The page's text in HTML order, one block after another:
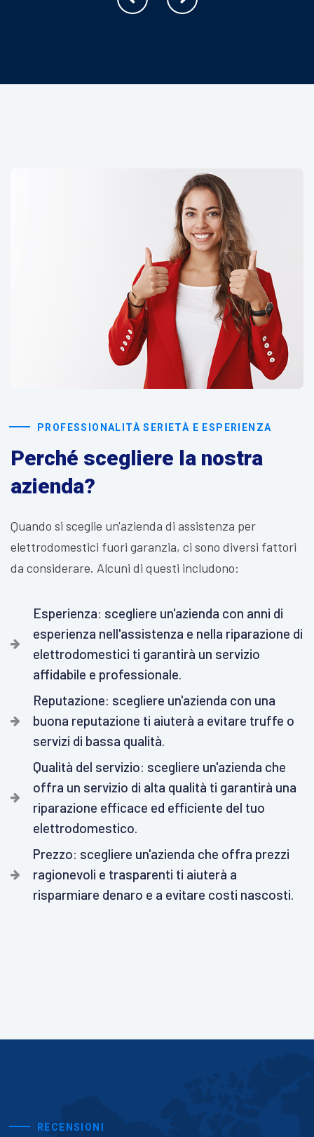
PROFESSIONALITÀ SERIETÀ E ESPERIENZA
Perché scegliere la nostra
azienda?
Quando si sceglie un'azienda di assistenza per
elettrodomestici fuori garanzia, ci sono diversi fattori
da considerare. Alcuni di questi includono:
Esperienza: scegliere un'azienda con anni di
esperienza nell'assistenza e nella riparazione di
elettrodomestici ti garantirà un servizio
affidabile e professionale.
Reputazione: scegliere un'azienda con una
buona reputazione ti aiuterà a evitare truffe o
servizi di bassa qualità.
Qualità del servizio: scegliere un'azienda che
offra un servizio di alta qualità ti garantirà una
riparazione efficace ed efficiente del tuo
elettrodomestico.
Prezzo: scegliere un'azienda che offra prezzi
ragionevoli e trasparenti ti aiuterà a
risparmiare denaro e a evitare costi nascosti.
RECENSIONI